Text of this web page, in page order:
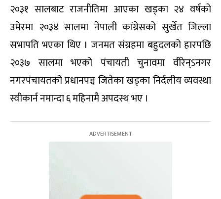
२०३१ सालबाट राजनीतिमा आएका खड्का २४ वर्षको
उमेरमा २०३४ सालमा नेपाली कांग्रेसको सुर्खेत जिल्ला
सभापति भएका थिए । जनमत संग्रहमा बहुदलको हारपछि
२०३७ सालमा भएको पंचायती चुनावमा वीरेन्ऽनगर
नगरपंचायतको प्रधानपञ्च जितेका खड्का निर्दलीय व्यवस्था
स्वीकार्न नमान्दा ६ महिनामै अपदस्थ भए ।